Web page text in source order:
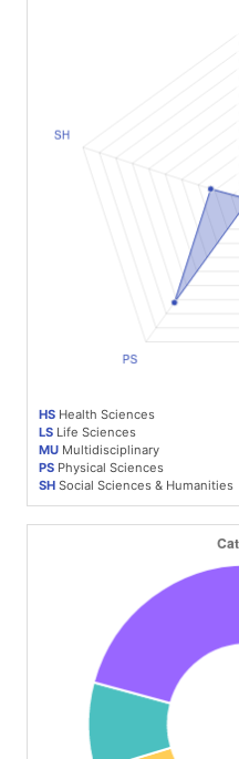
HS Health Sciences
LS Life Sciences
MU Multidisciplinary
PS Physical Sciences
SH Social Sciences & Humanities